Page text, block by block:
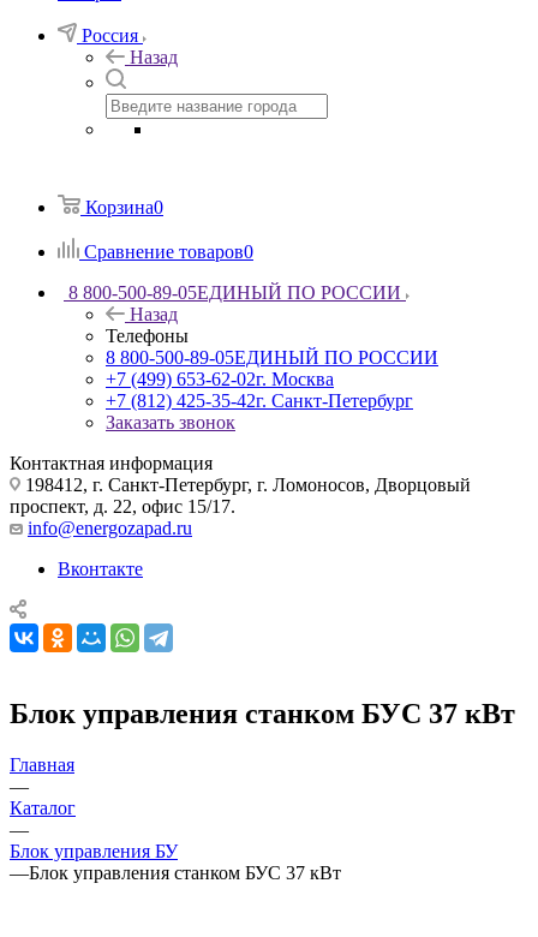
Россия
Назад
Корзина0
Сравнение товаров0
8 800-500-89-05ЕДИНЫЙ ПО РОССИИ
Назад
Телефоны
8 800-500-89-05ЕДИНЫЙ ПО РОССИИ
+7 (499) 653-62-02г. Москва
+7 (812) 425-35-42г. Санкт-Петербург
Заказать звонок
Контактная информация
198412, г. Санкт-Петербург, г. Ломоносов, Дворцовый
проспект, д. 22, офис 15/17.
info@energozapad.ru
Вконтакте
Блок управления станком БУС 37 кВт
Главная
—
Каталог
—
Блок управления БУ
—Блок управления станком БУС 37 кВт